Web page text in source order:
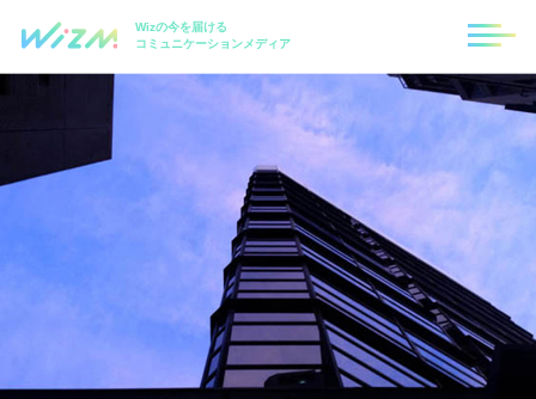
Wizの今を届ける
コミュニケーションメディア